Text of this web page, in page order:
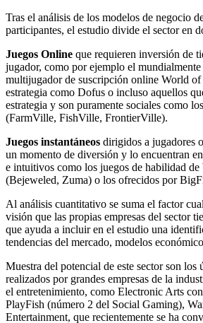
Tras el análisis de los modelos de negocio
participantes, el estudio divide el sector en
Juegos Online que requieren inversión de
jugador, como por ejemplo el
multijugador de suscripción online World of
estrategia como Dofus o incluso aquellos
estrategia y son puramente sociales como
(FarmVille, FishVille, FrontierVille).
Juegos instantáneos dirigidos a jugadores
un momento de diversión y lo encuentran
e intuitivos como los juegos de habilidad
(Bejeweled, Zuma) o los ofrecidos por
Al análisis cuantitativo se suma el factor
visión que las propias empresas del sector
que ayuda a incluir en el estudio una
tendencias del mercado, modelos
Muestra del potencial de este sector son
realizados por grandes empresas de la
el entretenimiento, como Electronic Arts
PlayFish (número 2 del Social Gaming),
Entertainment, que recientemente se ha